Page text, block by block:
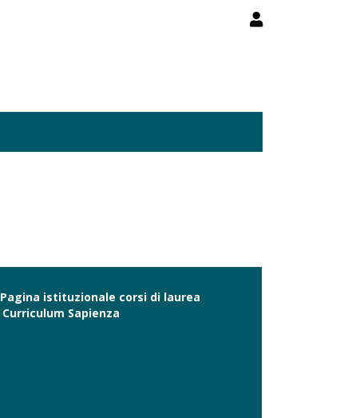
Pagina istituzionale corsi di laurea
Curriculum Sapienza